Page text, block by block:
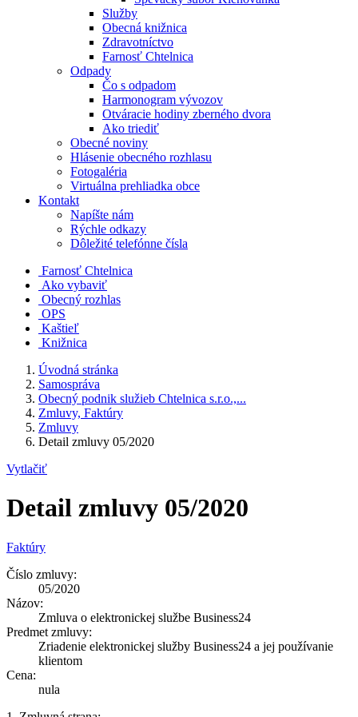
Služby
Obecná knižnica
Zdravotníctvo
Farnosť Chtelnica
Odpady
Čo s odpadom
Harmonogram vývozov
Otváracie hodiny zberného dvora
Ako triediť
Obecné noviny
Hlásenie obecného rozhlasu
Fotogaléria
Virtuálna prehliadka obce
Kontakt
Napíšte nám
Rýchle odkazy
Dôležité telefónne čísla
Farnosť Chtelnica
Ako vybaviť
Obecný rozhlas
OPS
Kaštieľ
Knižnica
Úvodná stránka
Samospráva
Obecný podnik služieb Chtelnica s.r.o.,...
Zmluvy, Faktúry
Zmluvy
Detail zmluvy 05/2020
Vytlačiť
Detail zmluvy 05/2020
Faktúry
Číslo zmluvy:
05/2020
Názov:
Zmluva o elektronickej službe Business24
Predmet zmluvy:
Zriadenie elektronickej služby Business24 a jej používanie
klientom
Cena:
nula